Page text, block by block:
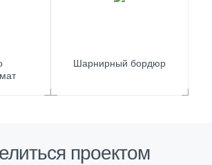
Шарнирный бордюр
проектом